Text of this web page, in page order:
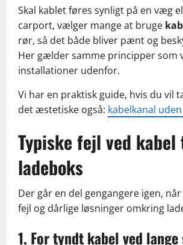
Skal kablet føres synligt på en væg
carport, vælger mange at bruge
rør, så det både bliver pænt og
Her gælder samme principper som
installationer udenfor.
Vi har en praktisk guide, hvis du vil
det æstetiske også: kabelkanal
Typiske fejl ved
ladeboks
Der går en del gengangere igen,
fejl og dårlige løsninger omkring
1. For tyndt kabel ved